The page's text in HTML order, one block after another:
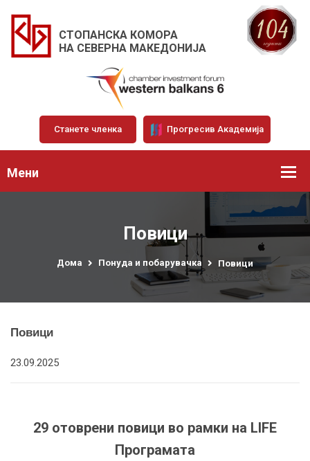
СТОПАНСКА КОМОРА
НА СЕВЕРНА МАКЕДОНИЈА
Станете членка Прогресив Академија
Мени
Повици
Дома Понуда и побарувачка Повици
Повици
23.09.2025
29 отоврени повици во рамки на LIFE
Програмата